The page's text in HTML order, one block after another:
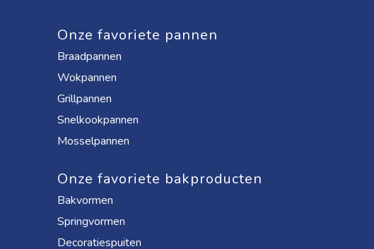
Onze favoriete pannen
Braadpannen
Wokpannen
Grillpannen
Snelkookpannen
Mosselpannen
Onze favoriete bakproducten
Bakvormen
Springvormen
Decoratiespuiten